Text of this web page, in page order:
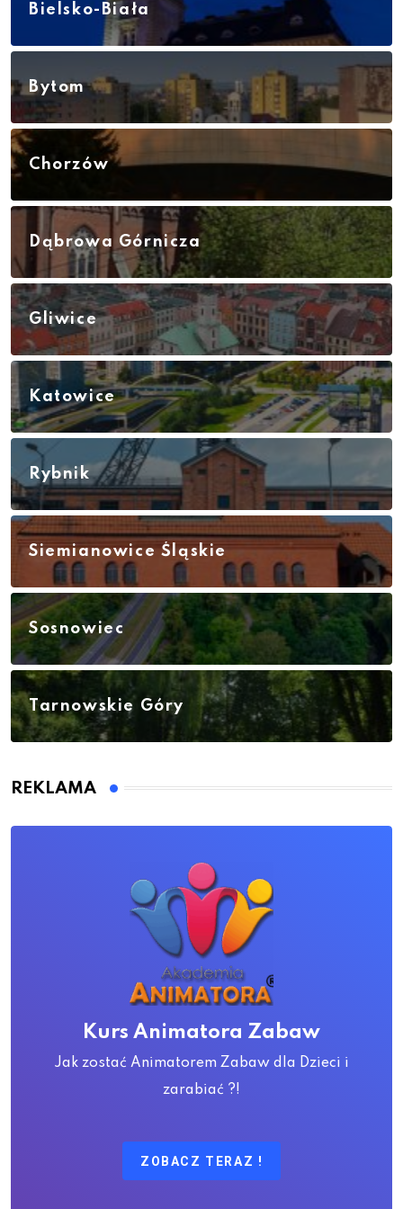
Bielsko-Biała
Bytom
Chorzów
Dąbrowa Górnicza
Gliwice
Katowice
Rybnik
Siemianowice Śląskie
Sosnowiec
Tarnowskie Góry
REKLAMA
Kurs Animatora Zabaw
Jak zostać Animatorem Zabaw dla Dzieci i
zarabiać ?!
ZOBACZ TERAZ !